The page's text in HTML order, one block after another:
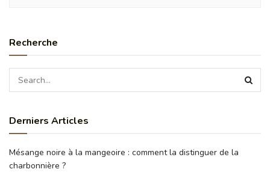
Recherche
Derniers Articles
Mésange noire à la mangeoire : comment la distinguer de la
charbonnière ?